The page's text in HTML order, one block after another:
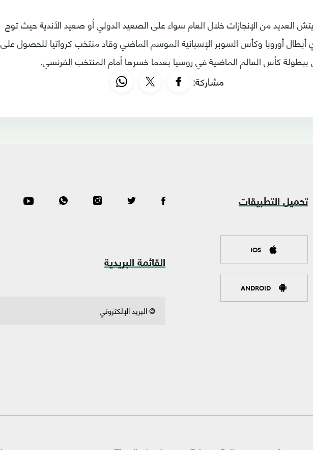
العديد من الإنجازات خلال العام سواء على الصعيد الدولي أو صعيد الأندية حيث توج
أبطال أوروبا وكأس السوبر الإسبانية الموسم الماضي وقاد منتخب كرواتيا للحصول على
ببطولة كأس العالم الماضية في روسيا بعدما خسرها أمام المنتخب الفرنسي.
مشاركة:
تحميل التطبيقات
IOS
ANDROID
القائمة البريدية